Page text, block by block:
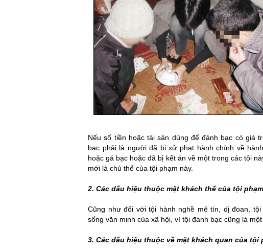
Nếu số tiền hoặc tài sản dùng để đánh bạc có giá
bạc phải là người đã bị xử phạt hành chính về
hoặc gá bạc hoặc đã bị kết án về một trong các tội
mới là chủ thể của tội phạm này.
2. Các dấu hiệu thuộc mặt khách thể của tội phạm
Cũng như đối với tội hành nghề mê tín, dị đoan,
sống văn minh của xã hội, vì tội đánh bạc cũng là
3. Các dấu hiệu thuộc về mặt khách quan của tội